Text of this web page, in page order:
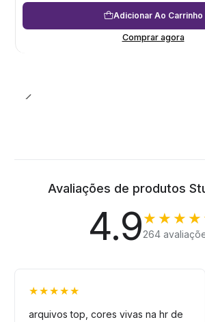
Adicionar Ao Carrinho
Comprar agora
Avaliações de produtos
4.9264
★★★★★
arquivos top, cores vivas na hr de